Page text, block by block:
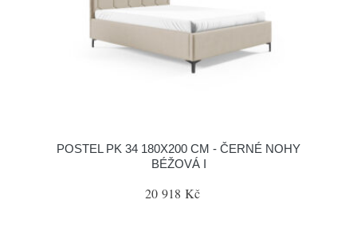
POSTEL PK 34 180X200 CM - ČERNÉ NOHY
BÉŽOVÁ I
20 918 Kč